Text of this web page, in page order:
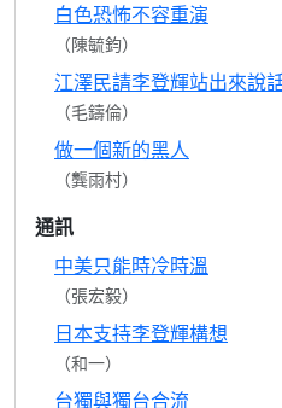
白色恐怖不容重演
（陳毓鈞）
江澤民請李登輝站出來說
（毛鑄倫）
做一個新的黑人
（龔雨村）
通訊
中美只能時冷時溫
（張宏毅）
日本支持李登輝構想
（和一）
台獨與獨台合流